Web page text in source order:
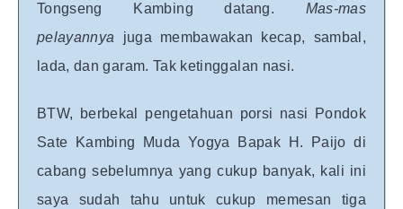
Tongseng Kambing datang. Mas-mas
pelayannya juga membawakan kecap, sambal,
lada, dan garam. Tak ketinggalan nasi.
BTW, berbekal pengetahuan porsi nasi Pondok
Sate Kambing Muda Yogya Bapak H. Paijo di
cabang sebelumnya yang cukup banyak, kali ini
saya sudah tahu untuk cukup memesan tiga